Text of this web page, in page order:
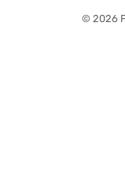
© 2026